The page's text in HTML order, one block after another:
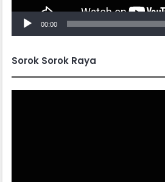
00:00
Sorok Sorok Raya